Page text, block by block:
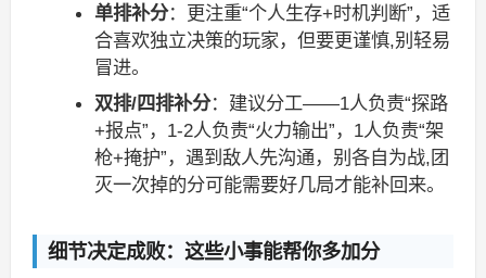
单排补分：更注重“个人生存+时机判断”，适
合喜欢独立决策的玩家，但要更谨慎,别轻易
冒进。
双排/四排补分：建议分工——1人负责“探路
+报点”，1-2人负责“火力输出”，1人负责“架
枪+掩护”，遇到敌人先沟通，别各自为战,团
灭一次掉的分可能需要好几局才能补回来。
细节决定成败：这些小事能帮你多加分